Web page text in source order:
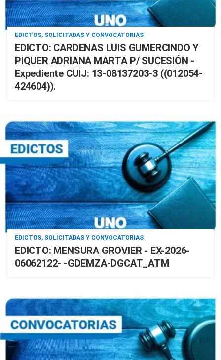
EDICTOS, SOLICITADAS Y CONVOCATORIAS
EDICTO: CARDENAS LUIS GUMERCINDO Y
PIQUER ADRIANA MARTA P/ SUCESIÓN -
Expediente CUIJ: 13-08137203-3 ((012054-
424604)).
EDICTOS, SOLICITADAS Y CONVOCATORIAS
EDICTO: MENSURA GROVIER - EX-2026-
06062122- -GDEMZA-DGCAT_ATM